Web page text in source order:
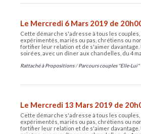
Le Mercredi 6 Mars 2019 de
Cette démarche s'adresse à tous les
expérimentés, mariés ou pas, chrétiens ou
fortifier leur relation et de s'aimer davantage.
soirées, avec un dîner aux chandelles, du 4
Rattaché à Propositions /Parcours couples "Elle-Lui"
Le Mercredi 13 Mars 2019 de
Cette démarche s'adresse à tous les
expérimentés, mariés ou pas, chrétiens ou
fortifier leur relation et de s'aimer davantage.